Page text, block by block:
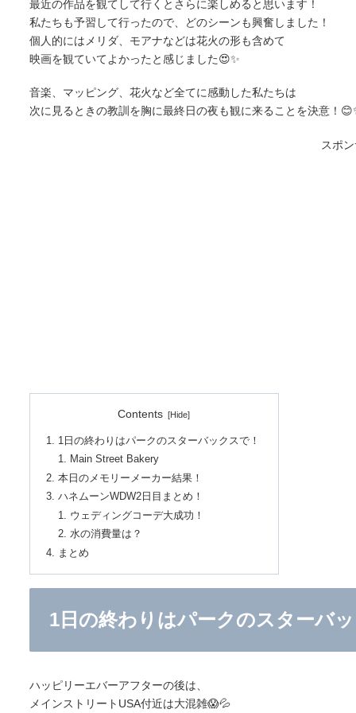
最近の作品を観てして行くとさらに楽しめると思います！
私たちも予習して行ったので、どのシーンも興奮しました！
個人的にはメリダ、モアナなどは花火の形も含めて
映画を観ていてよかったと感じました😍✨
音楽、マッピング、花火など全てに感動した私たちは
次に見るときの教訓を胸に最終日の夜も観に来ることを決意！
スポ
Contents
1日の終わりはパークのスターバックスで！
Main Street Bakery
本日のメモリーメーカー結果！
ハネムーンWDW2日目まとめ！
ウェディングコーデ大成功！
水の消費量は？
まとめ
1日の終わりはパークのスターバッ
ハッピリーエバーアフターの後は、
メインストリートUSA付近は大混雑😱💦